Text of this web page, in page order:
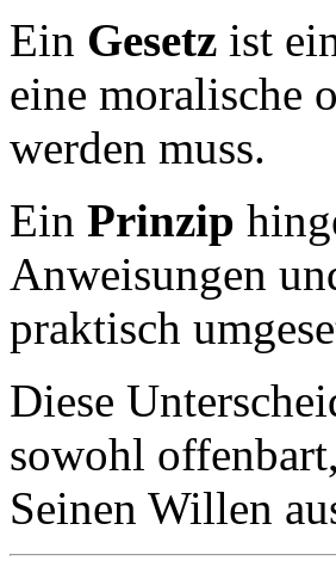
Ein Gesetz ist
eine moralische
werden muss.
Ein Prinzip
Anweisungen
praktisch
Diese
sowohl offenbart,
Seinen Willen